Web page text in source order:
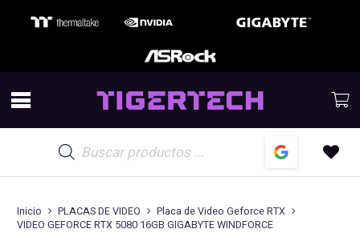
de
productos
Inicio PLACAS DE VIDEO
Placa de Video Geforce RTX
VIDEO GEFORCE RTX 5080 16GB GIGABYTE WINDFORCE